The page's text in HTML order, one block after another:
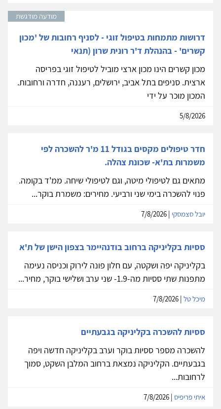
מודעה מודגשת
דרושות מתמחות בטיפול זוגי - לסניף רחובות של 'מכון
קשרים' - בהנהלת ד'ר רונית שרון (תנאי
מכון קשרים הינו מכון ארצי מוביל לטיפול זוגי בפריסה
ארצית. סניפים בתל אביב, ירושלים, רעננה, חדרה ורחובות.
המכון מוכר על ידי
5/8/2026
חדר טיפולים מקסים בגודל 11 מ'ר להשכרה לפי
משמרות בת'א- שכונת צהלה.
מתאים גם לטיפולי מיטה, וגם לטיפולי שיחה. ממ'ד בקומה.
פנוי להשכרה בימי שני ורביעי. מחירים: משמרת בוקר...
יובל סצמסקי
ססיות בקליניקה ברחוב בודנהיימר בצפון הישן של ת'א
בקליניקה יפה ושקטה, עם חלון פונה לירוק וכניסה נעימה
מתפנות שתי ססיות מה-1.9- שני ערב ושלישי בוקר, מחיר...
מיכל טל
ססיות להשכרה בקליניקה בגבעתיים
להשכרה מספר ססיות בוקר וערב בקליניקה חדשה ויפה
בגבעתיים. הקליניקה נמצאת ברחוב המלבן השקט, סמוך
לרחובות...
איתי פריפיס